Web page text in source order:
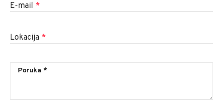
E-mail *
Lokacija *